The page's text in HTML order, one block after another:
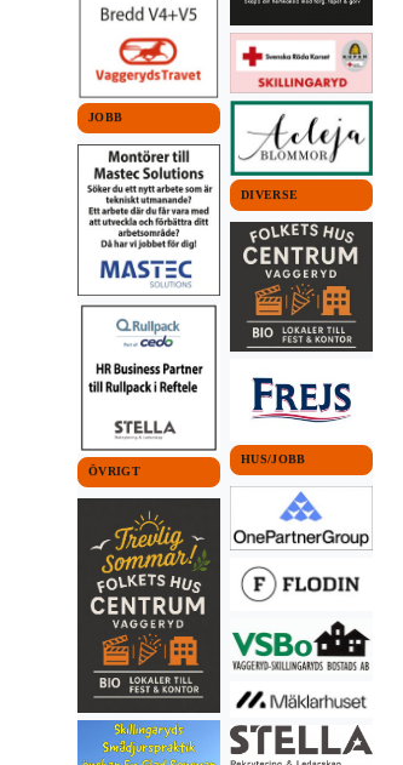
VAGGERYDS KOMMUN
NYHETER
Vad skulle du vilja fråga
politikerna?
16 juli, 2026 14:39
JOBB
ÖVRIGT
DIVERSE
HUS/JOBB